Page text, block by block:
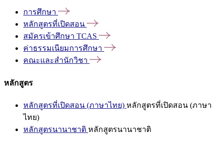
การศึกษา
หลักสูตรที่เปิดสอน
สมัครเข้าศึกษา TCAS
ค่าธรรมเนียมการศึกษา
คณะและสำนักวิชา
หลักสูตร
หลักสูตรที่เปิดสอน (ภาษาไทย) หลักสูตรที่เปิดสอน (ภาษา
ไทย)
หลักสูตรนานาชาติ หลักสูตรนานาชาติ